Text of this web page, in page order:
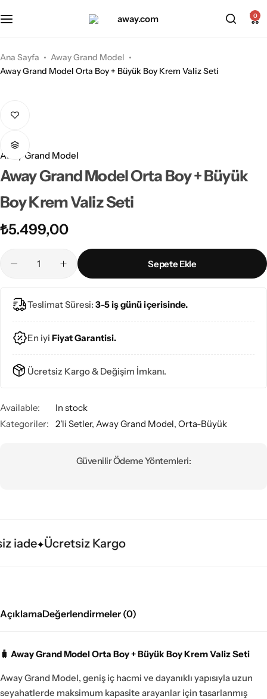
0
Ana Sayfa
Away Grand Model
Away Grand Model Orta Boy + Büyük Boy Krem Valiz Seti
Away Grand Model
Away Grand Model Orta Boy + Büyük
Boy Krem Valiz Seti
₺5.499,00
Sepete Ekle
Teslimat Süresi: 3-5 iş günü içerisinde.
En iyi Fiyat Garantisi.
Ücretsiz Kargo & Değişim İmkanı.
Available:
In stock
Kategoriler:
2'li Setler, Away Grand Model, Orta-Büyük
Güvenilir Ödeme Yöntemleri:
iade Ücretsiz Kargo
AçıklamaDeğerlendirmeler (0)
🧳 Away Grand Model Orta Boy + Büyük Boy Krem Valiz Seti
Away Grand Model, geniş iç hacmi ve dayanıklı yapısıyla uzun
seyahatlerde maksimum kapasite arayanlar için tasarlanmış
Kabin Boy Valizler